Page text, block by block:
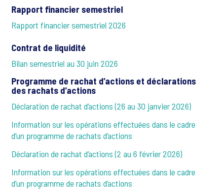
Rapport financier semestriel
Rapport financier semestriel 2026
Contrat de liquidité
Bilan semestriel au 30 juin 2026
Programme de rachat d’actions et déclarations
des rachats d’actions
Déclaration de rachat d’actions (26 au 30 janvier 2026)
Information sur les opérations effectuées dans le cadre
d’un programme de rachats d’actions
Déclaration de rachat d’actions (2 au 6 février 2026)
Information sur les opérations effectuées dans le cadre
d’un programme de rachats d’actions